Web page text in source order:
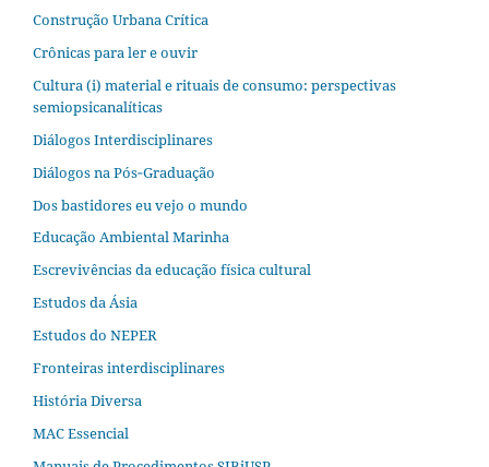
Construção Urbana Crítica
Crônicas para ler e ouvir
Cultura (i) material e rituais de consumo: perspectivas
semiopsicanalíticas
Diálogos Interdisciplinares
Diálogos na Pós‐Graduação
Dos bastidores eu vejo o mundo
Educação Ambiental Marinha
Escrevivências da educação física cultural
Estudos da Ásia​
Estudos do NEPER
Fronteiras interdisciplinares
História Diversa
MAC Essencial